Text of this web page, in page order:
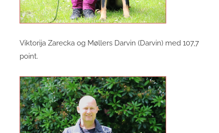
Viktorija Zarecka og Møllers Darvin (Darvin) med 107,7
point.